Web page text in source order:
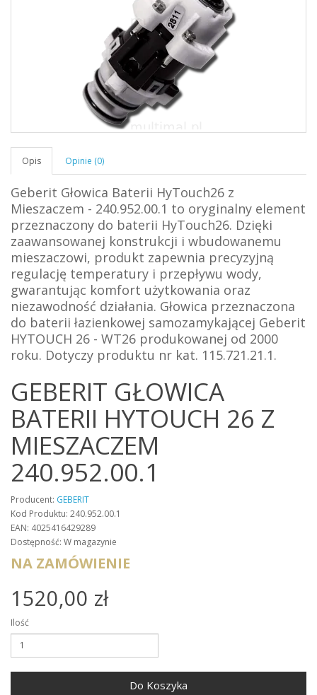
Opis Opinie (0)
Geberit Głowica Baterii HyTouch26 z
Mieszaczem - 240.952.00.1 to oryginalny element
przeznaczony do baterii HyTouch26. Dzięki
zaawansowanej konstrukcji i wbudowanemu
mieszaczowi, produkt zapewnia precyzyjną
regulację temperatury i przepływu wody,
gwarantując komfort użytkowania oraz
niezawodność działania. Głowica przeznaczona
do baterii łazienkowej samozamykającej Geberit
HYTOUCH 26 - WT26 produkowanej od 2000
roku. Dotyczy produktu nr kat. 115.721.21.1.
GEBERIT GŁOWICA
BATERII HYTOUCH 26 Z
MIESZACZEM
240.952.00.1
Producent: GEBERIT
Kod Produktu: 240.952.00.1
EAN: 4025416429289
Dostępność: W magazynie
NA ZAMÓWIENIE
1520,00 zł
Ilość
Do Koszyka